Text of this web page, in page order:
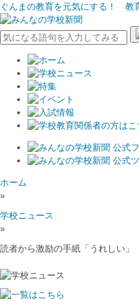
ぐんまの教育を元気にする！ 教
ホーム
»
学校ニュース
»
読者から激励の手紙「うれしい